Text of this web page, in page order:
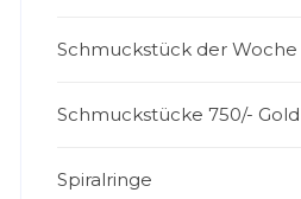
Schmuckstück der Woche
Schmuckstücke 750/- Gold
Spiralringe